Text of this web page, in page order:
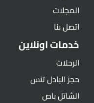
المجلات
اتصل بنا
خدمات اونلاين
الرحلات
حجز البادل تنس
الشاتل باص